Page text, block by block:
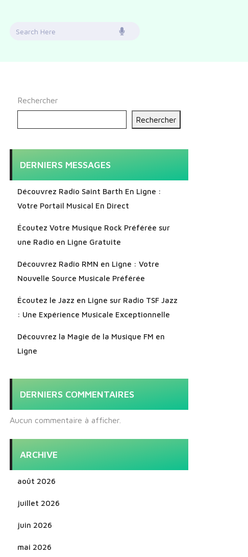
Search
Rechercher
Rechercher
DERNIERS MESSAGES
Découvrez Radio Saint Barth En Ligne :
Votre Portail Musical En Direct
Écoutez Votre Musique Rock Préférée sur
une Radio en Ligne Gratuite
Découvrez Radio RMN en Ligne : Votre
Nouvelle Source Musicale Préférée
Écoutez le Jazz en Ligne sur Radio TSF Jazz
: Une Expérience Musicale Exceptionnelle
Découvrez la Magie de la Musique FM en
Ligne
DERNIERS COMMENTAIRES
Aucun commentaire à afficher.
ARCHIVE
août 2026
juillet 2026
juin 2026
mai 2026